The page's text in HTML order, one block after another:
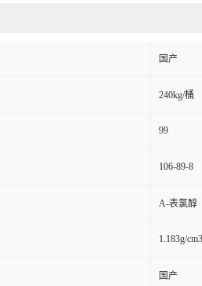
国产
240kg/桶
99
106-89-8
Α-表氯醇
1.183g/cm3
国产